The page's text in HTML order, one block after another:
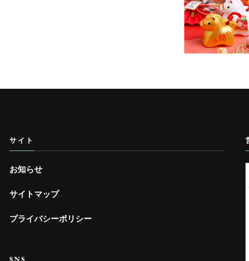
サイト
お知らせ
サイトマップ
プライバシーポリシー
SNS